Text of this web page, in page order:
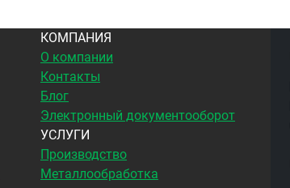
КОМПАНИЯ
О компании
Контакты
Блог
Электронный документооборот
УСЛУГИ
Производство
Металлообработка